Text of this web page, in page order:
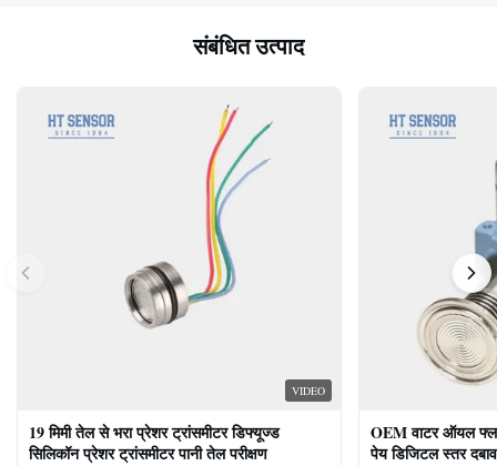
संबंधित उत्पाद
VIDEO
19 मिमी तेल से भरा प्रेशर ट्रांसमीटर डिफ्यूज्ड
सिलिकॉन प्रेशर ट्रांसमीटर पानी तेल परीक्षण
OEM वाटर ऑयल
पेय डिजिटल स्तर